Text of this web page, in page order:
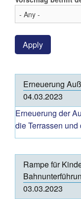
Apply
Erneuerung
04.03.2023
Erneuerung der
die Terrassen
Rampe für
03.03.2023